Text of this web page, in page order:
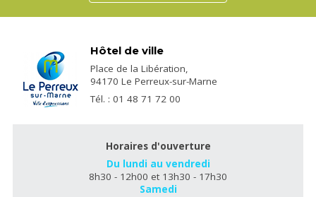
Hôtel de ville
Place de la Libération,
94170 Le Perreux-sur-Marne
Tél. : 01 48 71 72 00
Horaires d'ouverture
Du lundi au vendredi
8h30 - 12h00 et 13h30 - 17h30
Samedi